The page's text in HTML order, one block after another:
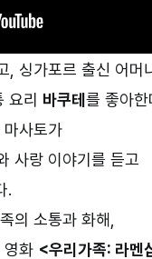
, 싱가포르 출신 어머
요리 바쿠테를 좋아한
사토가
사랑 이야기를 듣고
.
의 소통과 화해,
영화 <우리가족: 라멘